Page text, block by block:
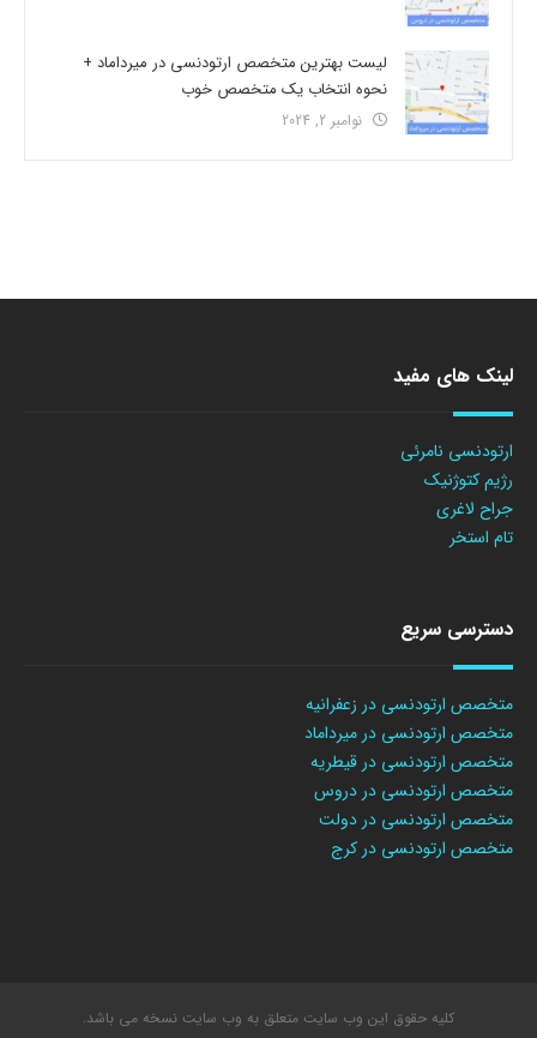
لیست بهترین متخصص ارتودنسی در میرداماد +
نحوه انتخاب یک متخصص خوب
نوامبر 2, 2024
لینک های مفید
ارتودنسی نامرئی
رژیم کتوژنیک
جراح لاغری
تام استخر
دسترسی سریع
متخصص ارتودنسی در زعفرانیه
متخصص ارتودنسی در میرداماد
متخصص ارتودنسی در قیطریه
متخصص ارتودنسی در دروس
متخصص ارتودنسی در دولت
متخصص ارتودنسی در کرج
کلیه حقوق این وب سایت متعلق به وب سایت نسخه می باشد.